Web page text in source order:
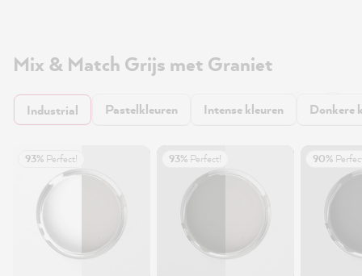
Mix & Match Grijs met Graniet
Industrial Pastelkleuren Intense kleuren Donkere
93% Perfect! 93% Perfect! 90%